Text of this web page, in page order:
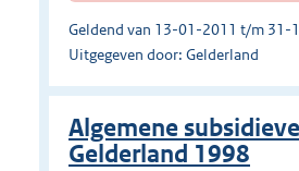
Geldend van 13-01-2011 t/m 31-
Uitgegeven door: Gelderland
Algemene
Gelderland 1998